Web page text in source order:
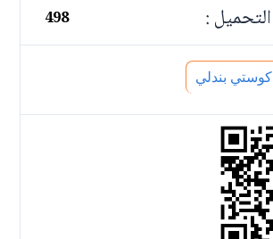
:
498
بندلي